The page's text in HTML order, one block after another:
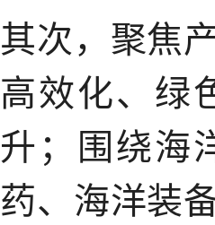
其次，聚焦
高效化、绿
升；围绕海
药、海洋装